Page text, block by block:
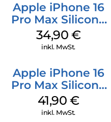
Apple iPhone 16
Pro Max Silicone
Case MagSafe
Denim
34,90 €
inkl. MwSt.
Apple iPhone 16
Pro Max Silicone
Case MagSafe
Ultramarine
41,90 €
inkl. MwSt.